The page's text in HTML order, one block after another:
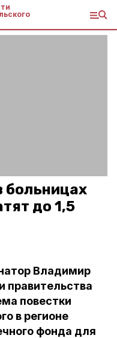
больницах
до 1,5
Владимир
правительства
повестки
в регионе
фонда для